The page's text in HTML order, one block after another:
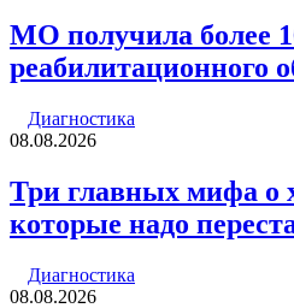
МО получила более
реабилитационного
Диагностика
08.08.2026
Три главных мифа о
которые надо
Диагностика
08.08.2026